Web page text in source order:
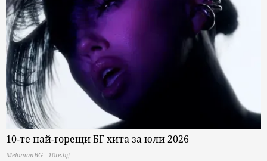
10-те най-горещи БГ хита за юли 2026
MelomanBG - 10te.bg